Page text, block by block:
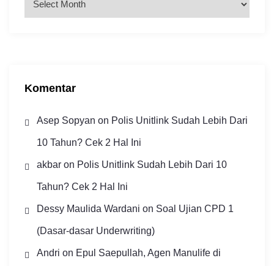
Komentar
Asep Sopyan on Polis Unitlink Sudah Lebih Dari
10 Tahun? Cek 2 Hal Ini
akbaron Polis Unitlink Sudah Lebih Dari 10
Tahun? Cek 2 Hal Ini
Dessy Maulida Wardani on Soal Ujian CPD 1
(Dasar-dasar Underwriting)
Andri on Epul Saepullah, Agen Manulife di